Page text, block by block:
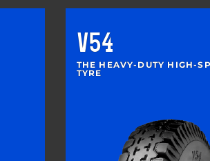
V54
THE HEAVY-DUTY HIGH-
TYRE